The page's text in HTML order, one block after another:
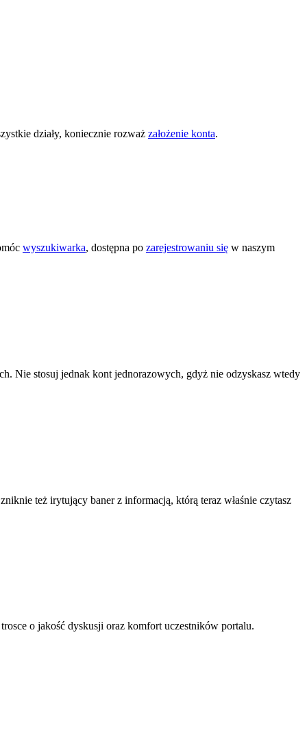
działy, koniecznie rozważ założenie konta.
wyszukiwarka, dostępna po zarejestrowaniu się w naszym
Nie stosuj jednak kont jednorazowych, gdyż nie odzyskasz wtedy
też irytujący baner z informacją, którą teraz właśnie czytasz
o jakość dyskusji oraz komfort uczestników portalu.